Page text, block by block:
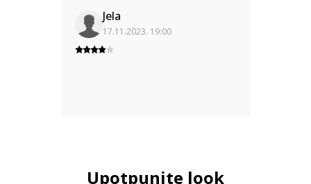
Jela
17.11.2023. 19:00
Upotpunite look